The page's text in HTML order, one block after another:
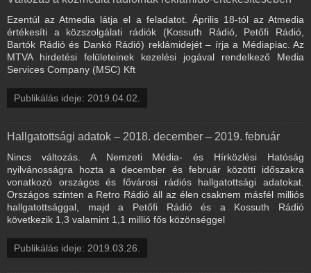
Ezentúl az Atmedia látja el a feladatot. Április 18-tól az Atmedia
értékesíti a közszolgálati rádiók (Kossuth Rádió, Petőfi Rádió,
Bartók Rádió és Dankó Rádió) reklámidejét – írja a Médiapiac. Az
MTVA hirdetési felületeinek kezelési jogával rendelkező Media
Services Company (MSC) Kft
Publikálás ideje: 2019.04.02.
Hallgatottsági adatok – 2018. december – 2019. február
Nincs változás. A Nemzeti Média- és Hírközlési Hatóság
nyilvánosságra hozta a december és február közötti időszakra
vonatkozó országos és fővárosi rádiós hallgatottsági adatokat.
Országos szinten a Retro Rádió áll az élen csaknem másfél milliós
hallgatottsággal, majd a Petőfi Rádió és a Kossuth Rádió
következik 1,3 valamint 1,1 millió fős közönséggel
Publikálás ideje: 2019.03.26.